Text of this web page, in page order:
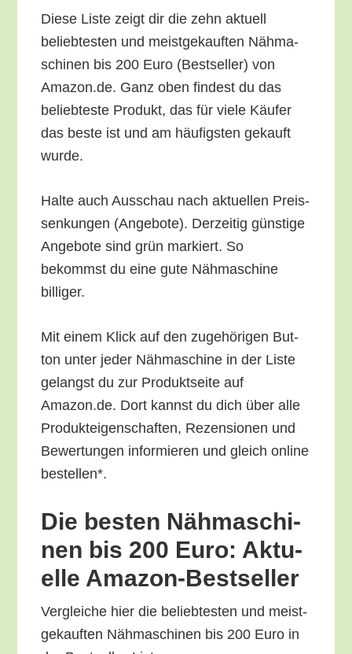
Die­se Lis­te zeigt dir die zehn aktu­ell
belieb­tes­ten und meist­ge­kauf­ten Näh­ma­
schi­nen bis 200 Euro (Best­sel­ler) von
Amazon.de. Ganz oben fin­dest du das
belieb­tes­te Pro­dukt, das für vie­le Käu­fer
das bes­te ist und am häu­figs­ten gekauft
wurde.
Hal­te auch Aus­schau nach aktu­el­len Preis­
sen­kun­gen (Ange­bo­te). Der­zei­tig güns­ti­ge
Ange­bo­te sind grün mar­kiert. So
bekommst du eine gute Näh­ma­schi­ne
billiger.
Mit einem Klick auf den zuge­hö­ri­gen But­
ton unter jeder Näh­ma­schi­ne in der Lis­te
gelangst du zur Pro­dukt­sei­te auf
Amazon.de. Dort kannst du dich über alle
Pro­duk­tei­gen­schaf­ten, Rezen­sio­nen und
Bewer­tun­gen infor­mie­ren und gleich online
bestellen*.
Die bes­ten Näh­ma­schi­
nen bis 200 Euro: Aktu­
el­le Amazon-Bestseller
Ver­glei­che hier die belieb­tes­ten und meist­
ge­kauf­ten Näh­ma­schi­nen bis 200 Euro in